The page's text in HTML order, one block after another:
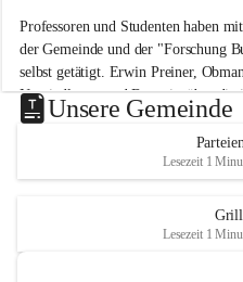
Professoren und Studenten haben
der Gemeinde und der "Forschung
selbst getätigt. Erwin Preiner,
Neusiedlersee und Bgm. ist über
hofft auf baldige praktische
Gerade in Zeiten des Klimawandels
wichtig!
Unsere Gemeinde
Lesezeit 1
Lesezeit 1